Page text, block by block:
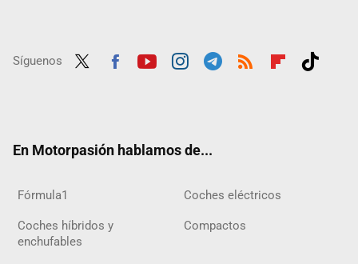
Síguenos
En Motorpasión hablamos de...
Fórmula1 Coches eléctricos
Coches híbridos y
enchufables
Compactos